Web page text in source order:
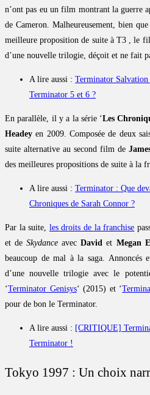
n’ont pas eu un film montrant la guerre
de Cameron. Malheureusement, bien que
meilleure proposition de suite à T3 , le
d’une nouvelle trilogie, déçoit et ne fait
A lire aussi : Terminator
Terminator 5 et 6 ?
En parallèle, il y a la série ‘Les
Headey en 2009. Composée de deux
suite alternative au second film de
des meilleures propositions de suite à la
A lire aussi : Terminator : Que
Chroniques de Sarah Connor ?
Par la suite, les droits de la franchise
et deSkydance avecDavid et Megan
beaucoup de mal à la saga. Annoncés
d’une nouvelle trilogie avec le
‘Terminator Genisys‘ (2015) et ‘
pour de bon le Terminator.
A lire aussi : [CRITIQUE]
Terminator !
Tokyo 1997 : Un choix